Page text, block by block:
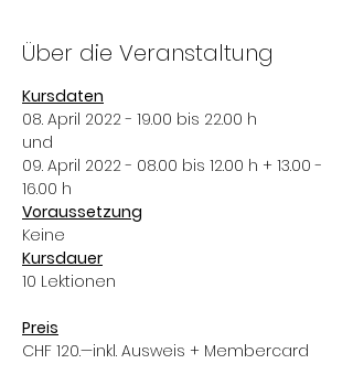
Über die Veranstaltung
Kursdaten
08. April 2022 - 19.00 bis 22.00 h
und
09. April 2022 - 08.00 bis 12.00 h + 13.00 -
16.00 h
Voraussetzung
Keine
Kursdauer
10 Lektionen
Preis
CHF 120.—inkl. Ausweis + Membercard